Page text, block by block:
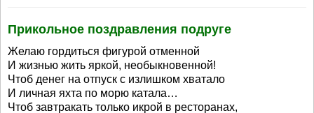
Прикольное поздравления подруге
Желаю гордиться фигурой отменной
И жизнью жить яркой, необыкновенной!
Чтоб денег на отпуск с излишком хватало
И личная яхта по морю катала…
Чтоб завтракать только икрой в ресторанах,